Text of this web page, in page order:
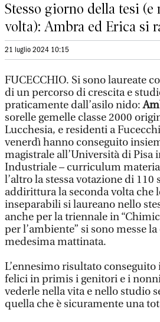
Stesso giorno della tesi
volta): Ambra ed Erica si
21 luglio 2024 10:15
FUCECCHIO. Si sono laureate
di un percorso di crescita e
praticamente dall’asilo nido:
sorelle gemelle classe 2000
Lucchesia, e residenti a
venerdì hanno conseguito
magistrale all’Università di Pisa
Industriale – curriculum
l’altro la stessa votazione di 110
addirittura la seconda volta che
inseparabili si laureano nello
anche per la triennale in
per l’ambiente” si sono messe
medesima mattinata.
L’ennesimo risultato conseguito
felici in primis i genitori e i
vederle nella vita e nello studio
quella che è sicuramente una